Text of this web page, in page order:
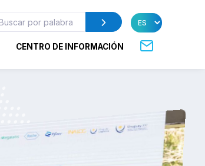
CENTRO DE INFORMACIÓN